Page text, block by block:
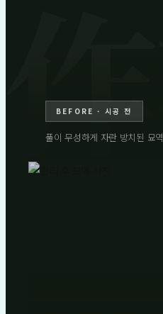
BEFORE · 시공 전
풀이 무성하게 자란 방치된 묘역